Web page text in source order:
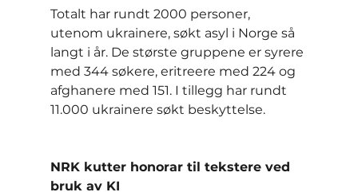
Totalt har rundt 2000 personer,
utenom ukrainere, søkt asyl i Norge så
langt i år. De største gruppene er syrere
med 344 søkere, eritreere med 224 og
afghanere med 151. I tillegg har rundt
11.000 ukrainere søkt beskyttelse.
NRK kutter honorar til tekstere ved
bruk av KI